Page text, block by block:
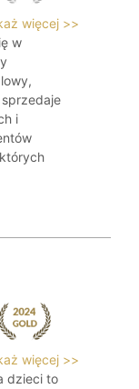
więcej >>
w
i
więcej >>
dzieci to